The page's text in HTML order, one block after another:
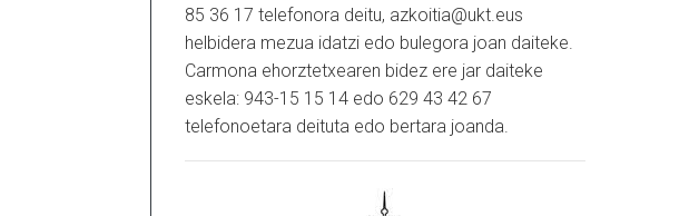
85 36 17 telefonora deitu, azkoitia@ukt.eus
helbidera mezua idatzi edo bulegora joan daiteke.
Carmona ehorztetxearen bidez ere jar daiteke
eskela: 943-15 15 14 edo 629 43 42 67
telefonoetara deituta edo bertara joanda.